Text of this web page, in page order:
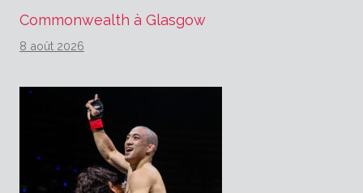
Commonwealth à Glasgow
8 août 2026